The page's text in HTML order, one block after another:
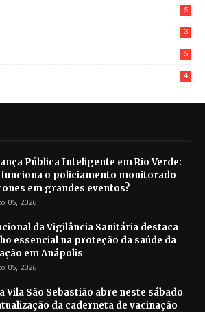
5
3
5
4
Pública Inteligente em Rio Verde:
funciona o policiamento monitorado
em grandes eventos?
05, 2026
da Vigilância Sanitária destaca
essencial na proteção da saúde da
em Anápolis
05, 2026
Vila São Sebastião abre neste sábado
da caderneta de vacinação